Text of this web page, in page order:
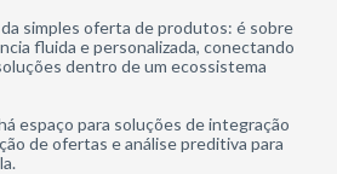
da simples oferta de produtos: é sobre
fluida e personalizada, conectando
dentro de um ecossistema
espaço para soluções de integração
de ofertas e análise preditiva para